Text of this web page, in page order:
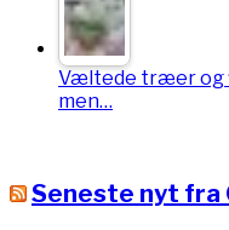
Væltede træer og
men…
Seneste nyt fra